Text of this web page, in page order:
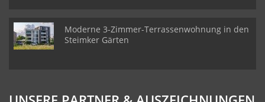
Moderne 3-Zimmer-Terrassenwohnung in den
Steimker Gärten